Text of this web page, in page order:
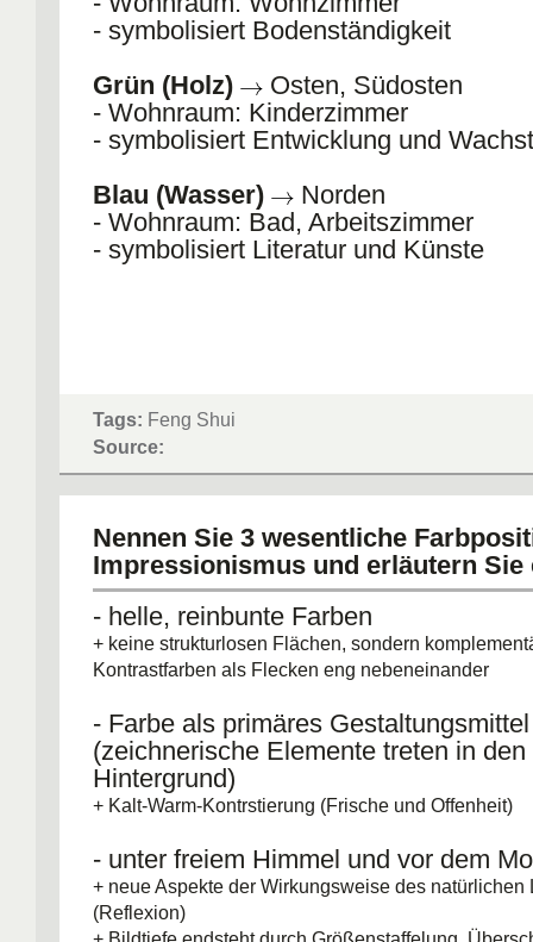
- symbolisiert Bodenständigkeit
Grün (Holz)
Osten, Südosten
- Wohnraum: Kinderzimmer
- symbolisiert Entwicklung und
Blau (Wasser)
Norden
- Wohnraum: Bad, Arbeitszimmer
- symbolisiert Literatur und Künste
Tags: Feng Shui
Source:
Nennen Sie 3 wesentliche
Impressionismus und erläutern Sie
- helle, reinbunte Farben
+ keine strukturlosen Flächen, sondern
Kontrastfarben als Flecken eng nebeneinander
- Farbe als primäres Gestaltungsmittel
(zeichnerische Elemente treten in den
Hintergrund)
+ Kalt-Warm-Kontrstierung (Frische und Offenheit)
- unter freiem Himmel und vor dem
+ neue Aspekte der Wirkungsweise des natürlichen
(Reflexion)